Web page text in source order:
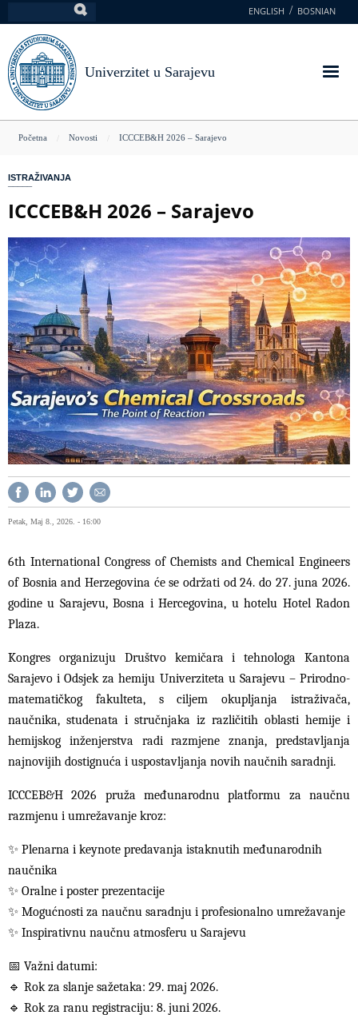
na
glavni
sadržaj
ENGLISH BOSNIAN
Univerzitet u Sarajevu
You
here
Početna Novosti ICCCEB&H 2026 – Sarajevo
ISTRAŽIVANJA
ICCCEB&H 2026 – Sarajevo
Petak, Maj 8., 2026. - 16:00
6th International Congress of Chemists and Chemical Engineers
of Bosnia and Herzegovina će se održati od 24. do 27. juna 2026.
godine u Sarajevu, Bosna i Hercegovina, u hotelu Hotel Radon
Plaza.
Kongres organizuju Društvo kemičara i tehnologa Kantona
Sarajevo i Odsjek za hemiju Univerziteta u Sarajevu – Prirodno-
matematičkog fakulteta, s ciljem okupljanja istraživača,
naučnika, studenata i stručnjaka iz različitih oblasti hemije i
hemijskog inženjerstva radi razmjene znanja, predstavljanja
najnovijih dostignuća i uspostavljanja novih naučnih saradnji.
ICCCEB&H 2026 pruža međunarodnu platformu za naučnu
razmjenu i umrežavanje kroz:
✨ Plenarna i keynote predavanja istaknutih međunarodnih
naučnika
✨ Oralne i poster prezentacije
✨ Mogućnosti za naučnu saradnju i profesionalno umrežavanje
✨ Inspirativnu naučnu atmosferu u Sarajevu
📅 Važni datumi:
🔹 Rok za slanje sažetaka: 29. maj 2026.
🔹 Rok za ranu registraciju: 8. juni 2026.